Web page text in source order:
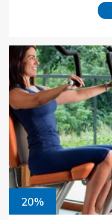
20%